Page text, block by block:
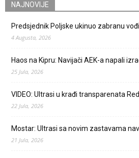
NAJNOVIJE
Predsjednik Poljske ukinuo zabranu
4 Augusta, 2026
Haos na Kipru: Navijači AEK-a napali
25 Jula, 2026
VIDEO: Ultrasi u krađi transparenata
22 Jula, 2026
Mostar: Ultrasi sa novim zastavama
21 Jula, 2026